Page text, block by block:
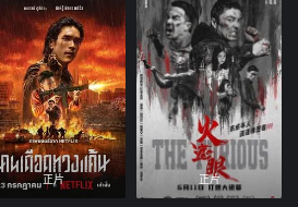
正片 正片